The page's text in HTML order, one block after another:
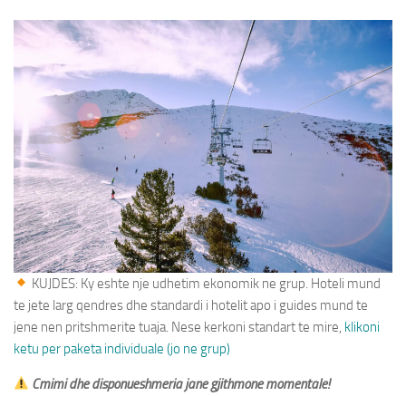
Udhetime 3 ditore
Paketa Individuale
KUJDES: Ky eshte nje udhetim ekonomik ne grup. Hoteli mund
te jete larg qendres dhe standardi i hotelit apo i guides mund te
jene nen pritshmerite tuaja. Nese kerkoni standart te mire, klikoni
ketu per paketa individuale (jo ne grup)
Cmimi dhe disponueshmeria jane gjithmone momentale!